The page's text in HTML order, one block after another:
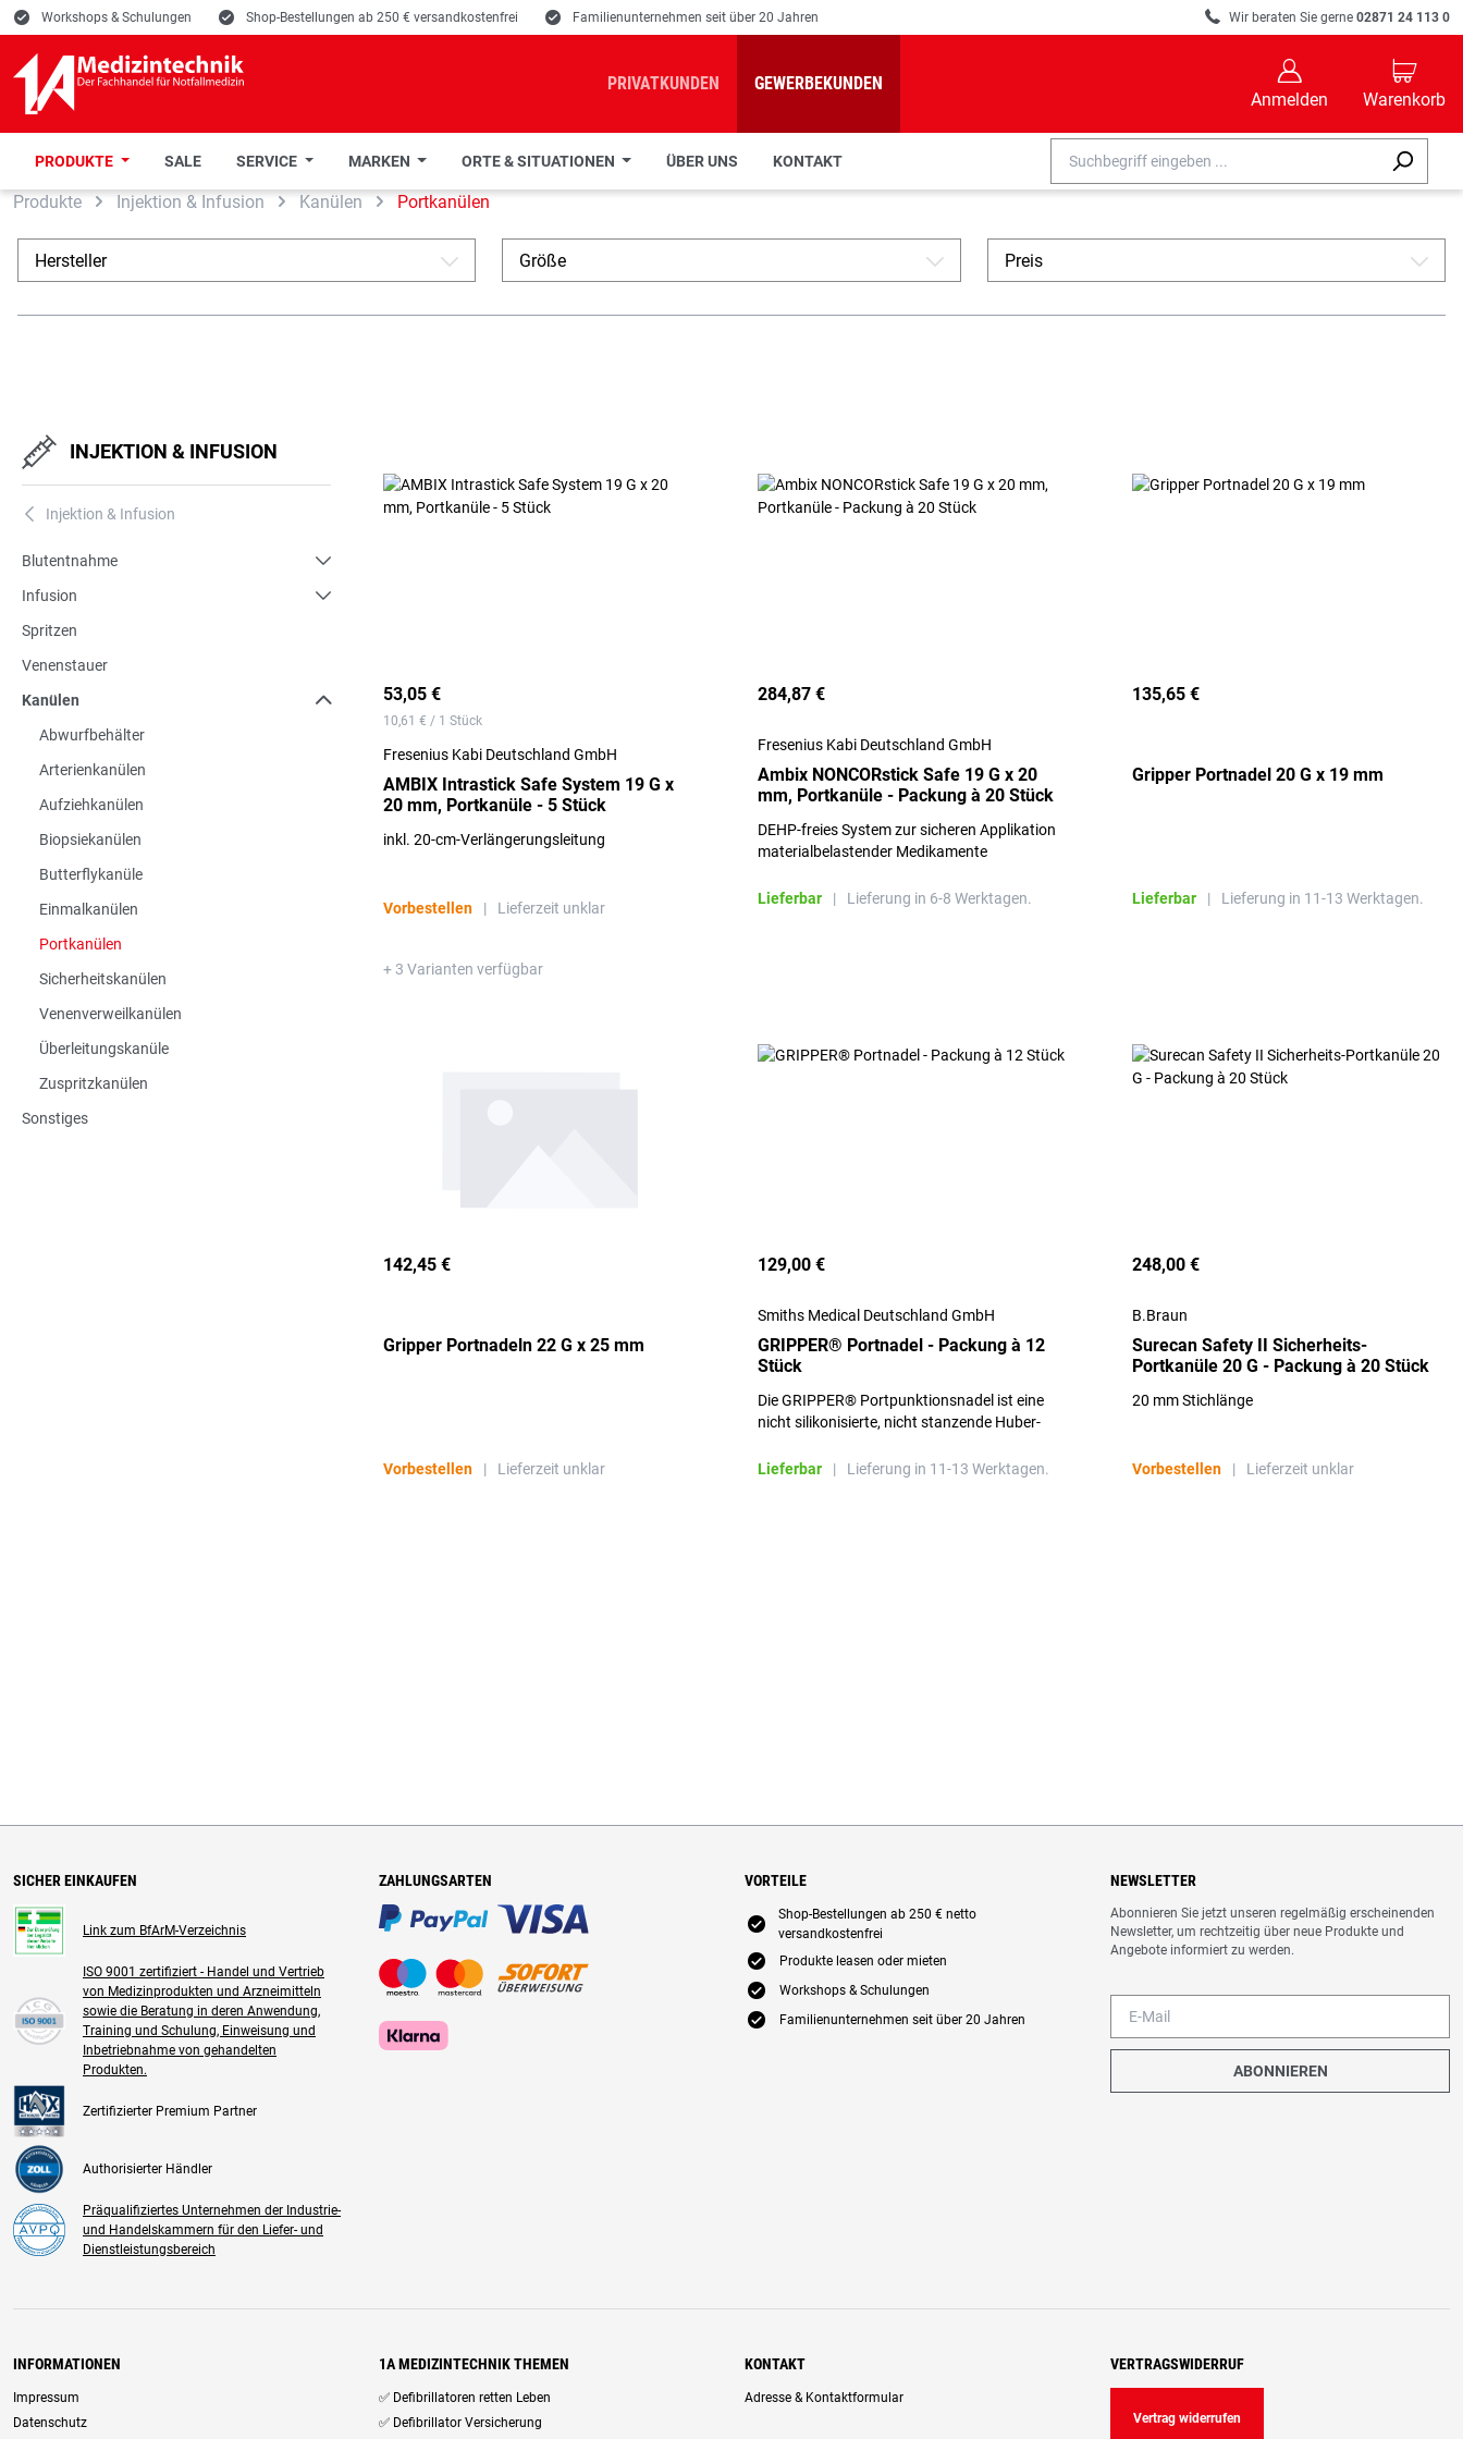
Hauptinhalt springen
Zur Suche springen
Zur Hauptnavigation springen
E Workshops & Schulungen E Shop-Bestellungen ab 250 € versandkostenfrei E Familienunternehmen seit über 20 Jahren R Wir beraten Sie gerne 02871 24 113 0
PRIVATKUNDEN GEWERBEKUNDEN
B
Anmelden
C
Warenkorb
PRODUKTE SALE SERVICE MARKEN ORTE & SITUATIONEN ÜBER UNS KONTAKT
Produkte Injektion & Infusion Kanülen Portkanülen
Hersteller A Größe A Preis A
INJEKTION & INFUSION
A Injektion & Infusion
Blutentnahme
Infusion
Spritzen
Venenstauer
Kanülen
Abwurfbehälter
Arterienkanülen
Aufziehkanülen
Biopsiekanülen
Butterflykanüle
Einmalkanülen
Portkanülen
Sicherheitskanülen
Venenverweilkanülen
Überleitungskanüle
Zuspritzkanülen
Sonstiges
53,05 €
10,61 € / 1 Stück
Fresenius Kabi Deutschland GmbH
AMBIX Intrastick Safe System 19 G x
20 mm, Portkanüle - 5 Stück
inkl. 20-cm-Verlängerungsleitung
Vorbestellen | Lieferzeit unklar
+ 3 Varianten verfügbar
284,87 €
Fresenius Kabi Deutschland GmbH
Ambix NONCORstick Safe 19 G x 20
mm, Portkanüle - Packung à 20 Stück
DEHP-freies System zur sicheren Applikation
materialbelastender Medikamente
Lieferbar | Lieferung in 6-8 Werktagen.
135,65 €
Gripper Portnadel 20 G x 19 mm
Lieferbar | Lieferung in 11-13 Werktagen.
142,45 €
Gripper Portnadeln 22 G x 25 mm
Vorbestellen | Lieferzeit unklar
129,00 €
Smiths Medical Deutschland GmbH
GRIPPER® Portnadel - Packung à 12
Stück
Die GRIPPER® Portpunktionsnadel ist eine
nicht silikonisierte, nicht stanzende Huber-
Lieferbar
| Lieferung in 11-13 Werktagen.
248,00 €
B.Braun
Surecan Safety II Sicherheits-
Portkanüle 20 G - Packung à 20 Stück
20 mm Stichlänge
Vorbestellen | Lieferzeit unklar
SICHER EINKAUFEN
Link zum BfArM-Verzeichnis
ISO 9001 zertifiziert - Handel und Vertrieb
von Medizinprodukten und Arzneimitteln
sowie die Beratung in deren Anwendung,
Training und Schulung, Einweisung und
Inbetriebnahme von gehandelten
Produkten.
Zertifizierter Premium Partner
Authorisierter Händler
Präqualifiziertes Unternehmen der Industrie-
und Handelskammern für den Liefer- und
Dienstleistungsbereich
ZAHLUNGSARTEN VORTEILE
E
Shop-Bestellungen ab 250 € netto
versandkostenfrei
E Produkte leasen oder mieten
E Workshops & Schulungen
E Familienunternehmen seit über 20 Jahren
NEWSLETTER
Abonnieren Sie jetzt unseren regelmäßig erscheinenden
Newsletter, um rechtzeitig über neue Produkte und
Angebote informiert zu werden.
ABONNIEREN
INFORMATIONEN
Impressum
Datenschutz
1A MEDIZINTECHNIK THEMEN
✅ Defibrillatoren retten Leben
✅ Defibrillator Versicherung
KONTAKT
Adresse & Kontaktformular
VERTRAGSWIDERRUF
Vertrag widerrufen